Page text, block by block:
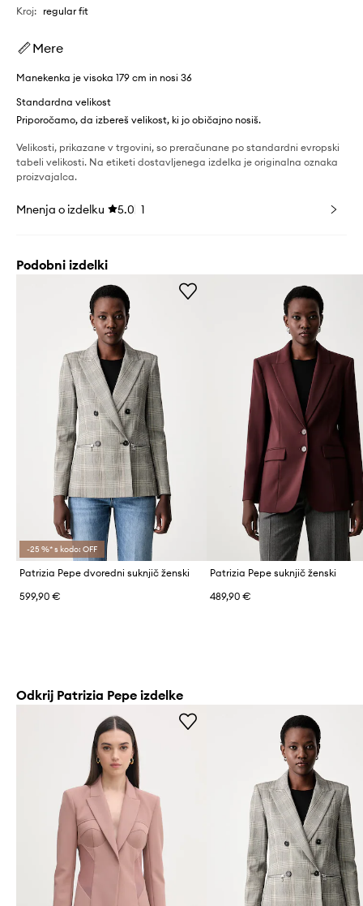
Kroj: regular fit
Mere
Manekenka je visoka 179 cm in nosi 36
Standardna velikost
Priporočamo, da izbereš velikost, ki jo običajno nosiš.
Velikosti, prikazane v trgovini, so preračunane po standardni evropski
tabeli velikosti. Na etiketi dostavljenega izdelka je originalna oznaka
proizvajalca.
Mnenja o izdelku 5.0 1
Podobni izdelki
-25 %* s kodo: OFF
Patrizia Pepe dvoredni suknjič ženski
599,90 €
Patrizia Pepe suknjič ženski
489,90 €
Odkrij Patrizia Pepe izdelke